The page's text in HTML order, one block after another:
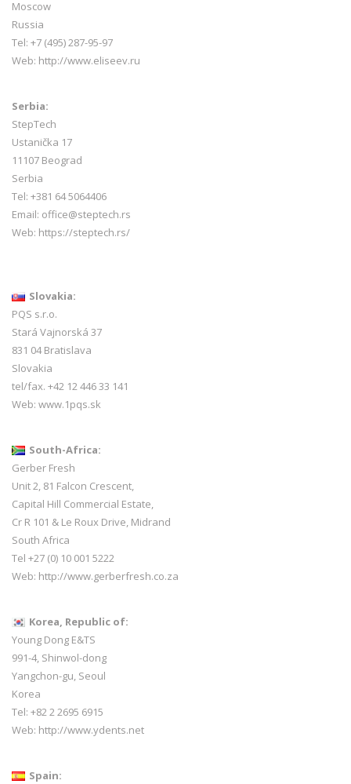
Moscow
Russia
Tel: +7 (495) 287-95-97
Web: http://www.eliseev.ru
Serbia:
StepTech
Ustanička 17
11107 Beograd
Serbia
Tel: +381 64 5064406
Email: office@steptech.rs
Web: https://steptech.rs/
Slovakia:
PQS s.r.o.
Stará Vajnorská 37
831 04 Bratislava
Slovakia
tel/fax. +42 12 446 33 141
Web: www.1pqs.sk
South-Africa:
Gerber Fresh
Unit 2, 81 Falcon Crescent,
Capital Hill Commercial Estate,
Cr R 101 & Le Roux Drive, Midrand
South Africa
Tel +27 (0) 10 001 5222
Web: http://www.gerberfresh.co.za
Korea, Republic of:
Young Dong E&TS
991-4, Shinwol-dong
Yangchon-gu, Seoul
Korea
Tel: +82 2 2695 6915
Web: http://www.ydents.net
Spain: